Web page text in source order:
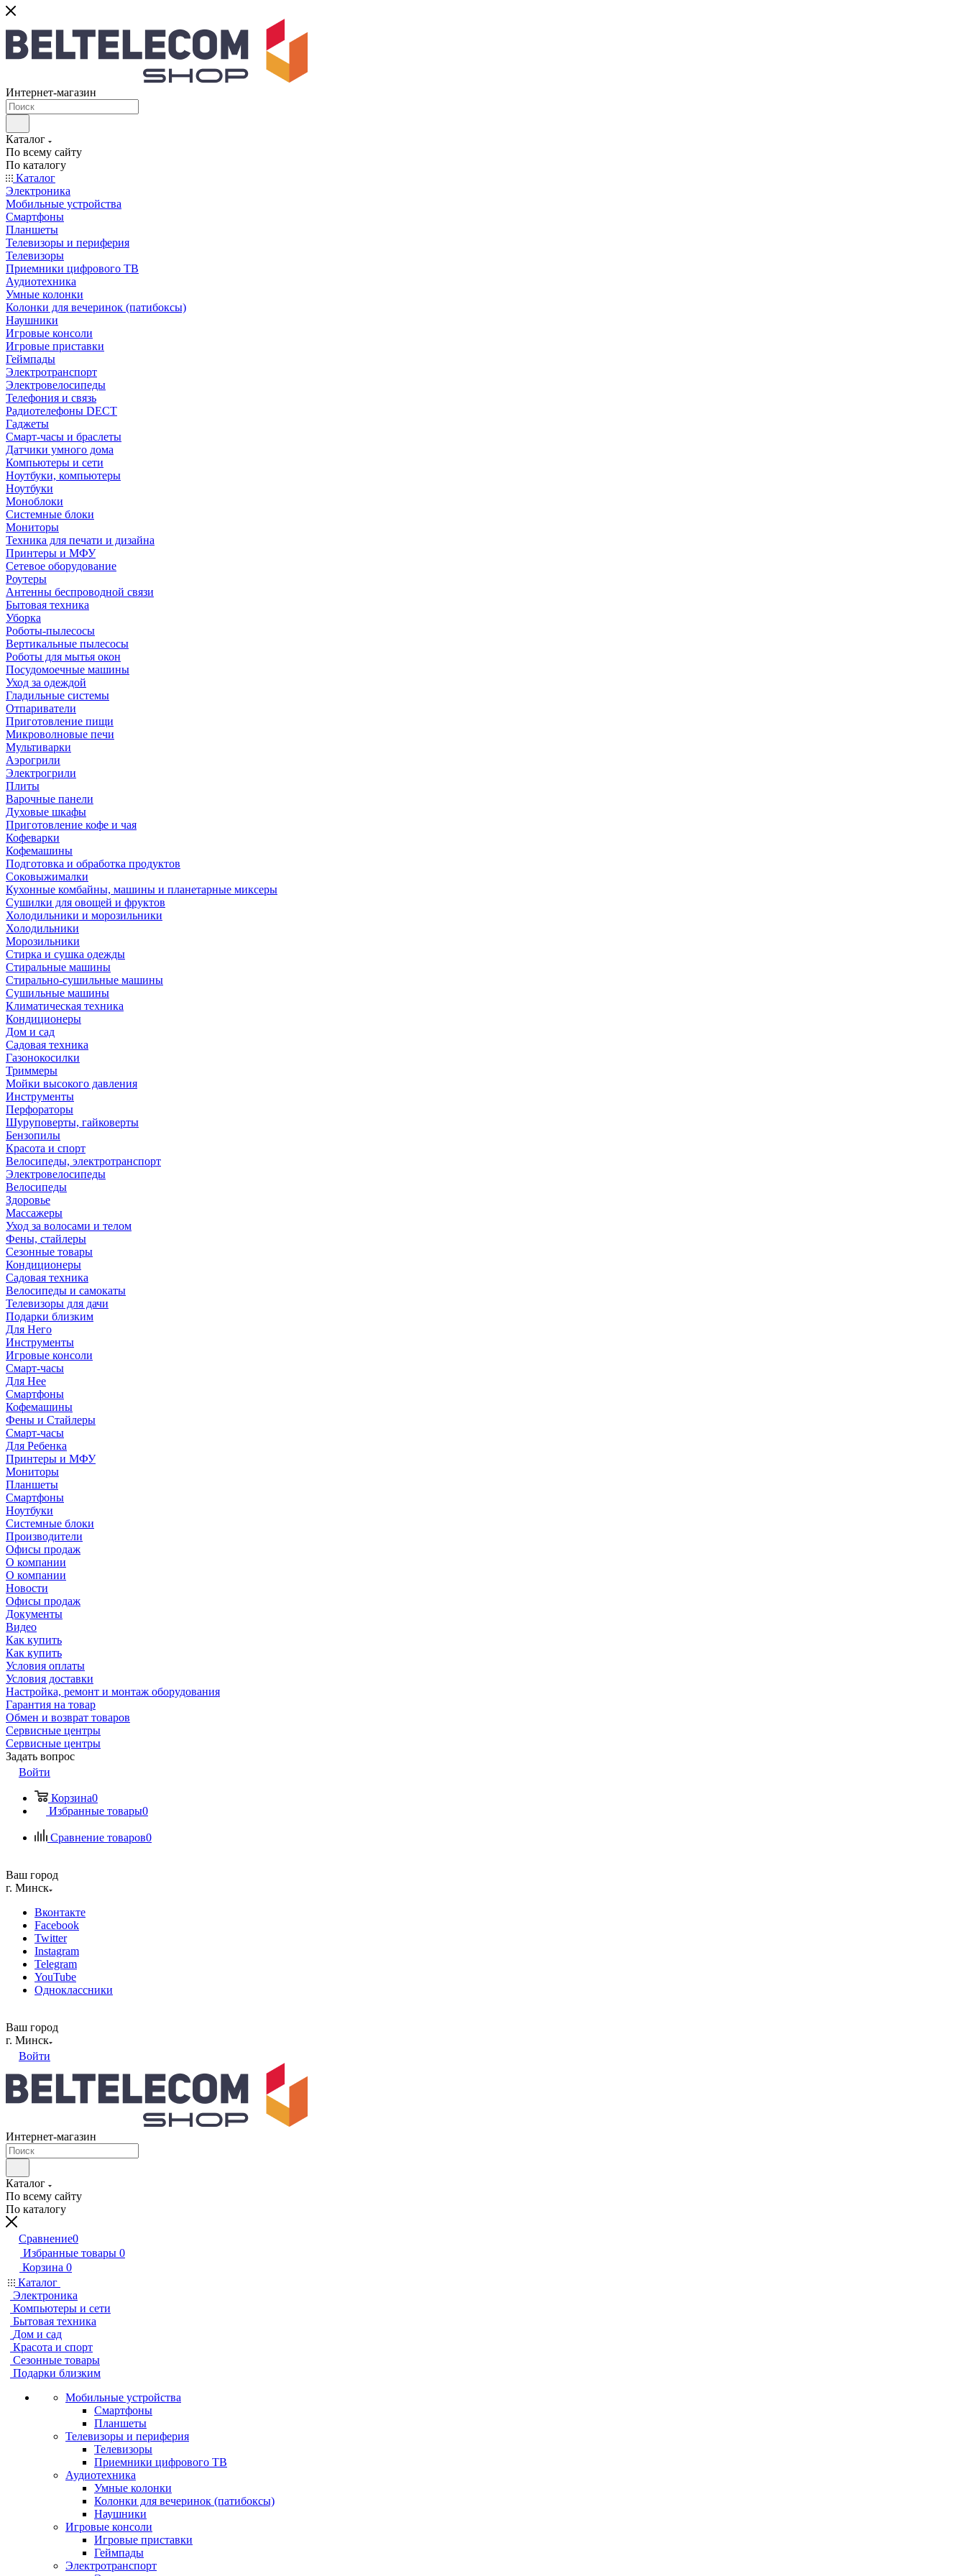
Интернет-магазин
Каталог
По всему сайту
По каталогу
Каталог
Электроника
Мобильные устройства
Смартфоны
Планшеты
Телевизоры и периферия
Телевизоры
Приемники цифрового ТВ
Аудиотехника
Умные колонки
Колонки для вечеринок (патибоксы)
Наушники
Игровые консоли
Игровые приставки
Геймпады
Электротранспорт
Электровелосипеды
Телефония и связь
Радиотелефоны DECT
Гаджеты
Смарт-часы и браслеты
Датчики умного дома
Компьютеры и сети
Ноутбуки, компьютеры
Ноутбуки
Моноблоки
Системные блоки
Мониторы
Техника для печати и дизайна
Принтеры и МФУ
Сетевое оборудование
Роутеры
Антенны беспроводной связи
Бытовая техника
Уборка
Роботы-пылесосы
Вертикальные пылесосы
Роботы для мытья окон
Посудомоечные машины
Уход за одеждой
Гладильные системы
Отпариватели
Приготовление пищи
Микроволновые печи
Мультиварки
Аэрогрили
Электрогрили
Плиты
Варочные панели
Духовые шкафы
Приготовление кофе и чая
Кофеварки
Кофемашины
Подготовка и обработка продуктов
Соковыжималки
Кухонные комбайны, машины и планетарные миксеры
Сушилки для овощей и фруктов
Холодильники и морозильники
Холодильники
Морозильники
Стирка и сушка одежды
Стиральные машины
Стирально-сушильные машины
Сушильные машины
Климатическая техника
Кондиционеры
Дом и сад
Садовая техника
Газонокосилки
Триммеры
Мойки высокого давления
Инструменты
Перфораторы
Шуруповерты, гайковерты
Бензопилы
Красота и спорт
Велосипеды, электротранспорт
Электровелосипеды
Велосипеды
Здоровье
Массажеры
Уход за волосами и телом
Фены, стайлеры
Сезонные товары
Кондиционеры
Садовая техника
Велосипеды и самокаты
Телевизоры для дачи
Подарки близким
Для Него
Инструменты
Игровые консоли
Смарт-часы
Для Нее
Смартфоны
Кофемашины
Фены и Стайлеры
Смарт-часы
Для Ребенка
Принтеры и МФУ
Мониторы
Планшеты
Смартфоны
Ноутбуки
Системные блоки
Производители
Офисы продаж
О компании
О компании
Новости
Офисы продаж
Документы
Видео
Как купить
Как купить
Условия оплаты
Условия доставки
Настройка, ремонт и монтаж оборудования
Гарантия на товар
Обмен и возврат товаров
Сервисные центры
Сервисные центры
Задать вопрос
Войти
Корзина0
Избранные товары0
Сравнение товаров0
Ваш город
г. Минск
Вконтакте
Facebook
Twitter
Instagram
Telegram
YouTube
Одноклассники
Ваш город
г. Минск
Войти
Интернет-магазин
Каталог
По всему сайту
По каталогу
Сравнение0
Избранные товары 0
Корзина 0
Каталог
Электроника
Компьютеры и сети
Бытовая техника
Дом и сад
Красота и спорт
Сезонные товары
Подарки близким
Мобильные устройства
Смартфоны
Планшеты
Телевизоры и периферия
Телевизоры
Приемники цифрового ТВ
Аудиотехника
Умные колонки
Колонки для вечеринок (патибоксы)
Наушники
Игровые консоли
Игровые приставки
Геймпады
Электротранспорт